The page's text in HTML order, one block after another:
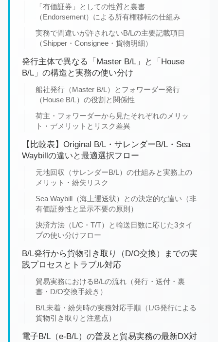
「有価証券」としての性質と裏書
（Endorsement）による所有権移転の仕組み
実務で間違いが許されないB/Lの主要記載項目
（Shipper・Consignee・貨物明細）
発行主体で異なる「Master B/L」と「House
B/L」の構造と実務の使い分け
船社発行（Master B/L）とフォワーダー発行
（House B/L）の役割と関係性
荷主・フォワーダーから見たそれぞれのメリッ
ト・デメリットとリスク差異
【比較表】Original B/L・サレンダーB/L・Sea
Waybillの違いと最適選択フロー
元地回収（サレンダーB/L）の仕組みと実務上の
メリット・紛失リスク
Sea Waybill（海上運送状）との決定的な違い（非
有価証券性と呈示不要の原則）
決済方法（L/C・T/T）と輸送日数に応じた3タイ
プの使い分けフロー
B/L発行から貨物引き取り（D/O交換）までの実
践プロセスとトラブル対応
貿易実務におけるB/Lの流れ（発行・送付・裏
書・D/O交換手続き）
B/L未着・紛失時の実務対応手順（L/G発行による
貨物引き取りと注意点）
電子B/L（e-B/L）の普及と貿易実務の最新DX対